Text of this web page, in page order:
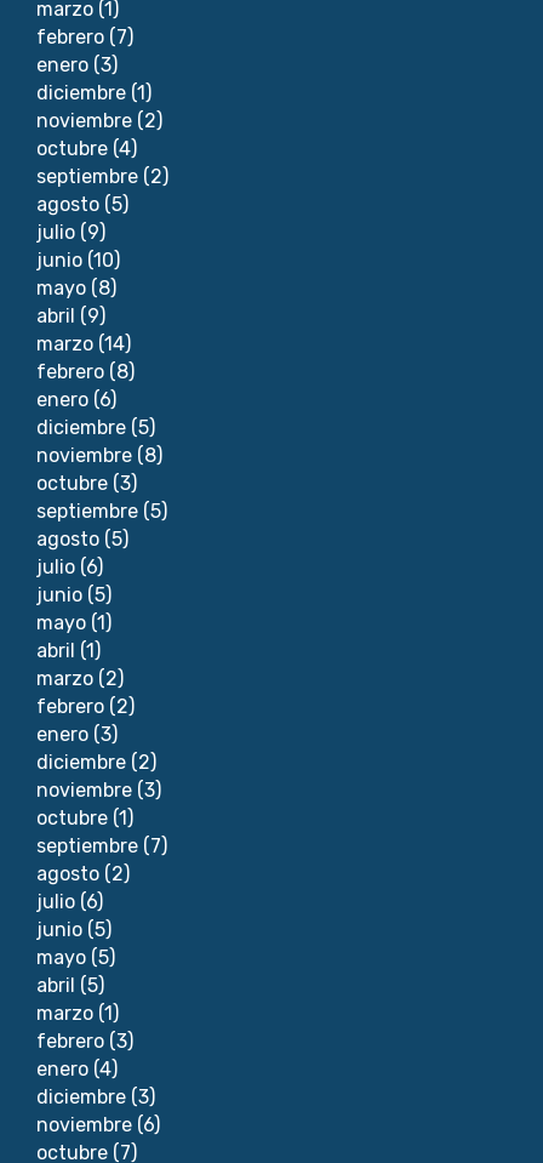
marzo (1)
febrero (7)
enero (3)
diciembre (1)
noviembre (2)
octubre (4)
septiembre (2)
agosto (5)
julio (9)
junio (10)
mayo (8)
abril (9)
marzo (14)
febrero (8)
enero (6)
diciembre (5)
noviembre (8)
octubre (3)
septiembre (5)
agosto (5)
julio (6)
junio (5)
mayo (1)
abril (1)
marzo (2)
febrero (2)
enero (3)
diciembre (2)
noviembre (3)
octubre (1)
septiembre (7)
agosto (2)
julio (6)
junio (5)
mayo (5)
abril (5)
marzo (1)
febrero (3)
enero (4)
diciembre (3)
noviembre (6)
octubre (7)